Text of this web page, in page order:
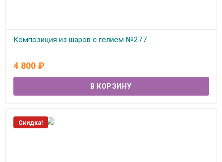
Композиция из шаров с гелием №277
4 800 ₽
Скидка!